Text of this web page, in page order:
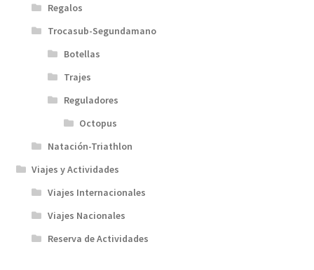
Regalos
Trocasub-Segundamano
Botellas
Trajes
Reguladores
Octopus
Natación-Triathlon
Viajes y Actividades
Viajes Internacionales
Viajes Nacionales
Reserva de Actividades